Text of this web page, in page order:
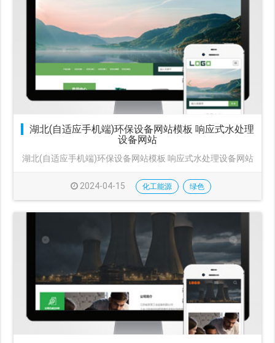
湖北(自适应手机端)环保设备网站模板 响应式水处理
设备网站
湖北(自适应手机端)环保设备网站模板 响应式水处理设备网站
2024-04-15 化工能源 绿色